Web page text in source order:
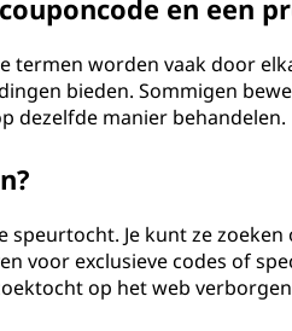
en een
termen worden vaak door
bieden. Sommigen
dezelfde manier behandelen.
Je kunt ze
voor exclusieve codes of
op het web